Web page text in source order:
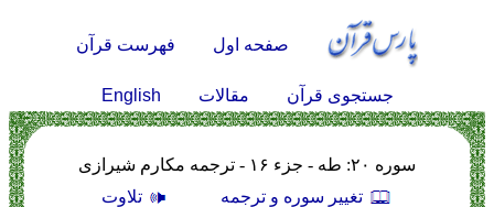
صفحه اول فهرست قرآن
جستجوی قرآن مقالات English
سوره ۲۰: طه - جزء ۱۶ - ترجمه مکارم شیرازی
تغيير سوره و ترجمه
تلاوت